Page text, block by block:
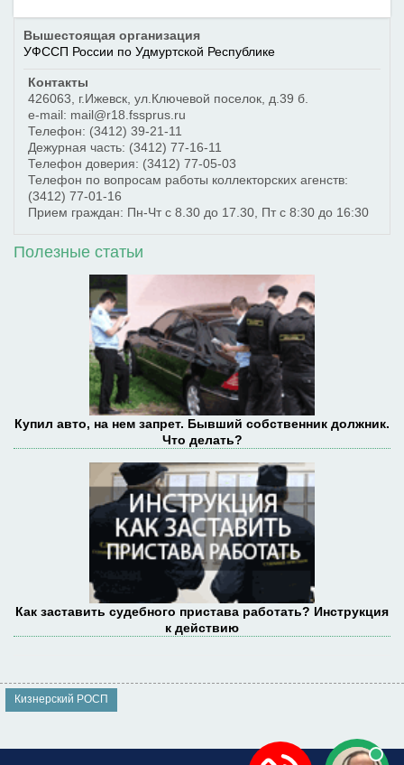
Вышестоящая организация
УФССП России по Удмуртской Республике
Контакты
426063
г.Ижевск ул.Ключевой поселок, д.39 б.
e-mail: mail@r18.fssprus.ru
Телефон: (3412) 39-21-11
Дежурная часть: (3412) 77-16-11
Телефон доверия: (3412) 77-05-03
Телефон по вопросам работы коллекторских агенств:
(3412) 77-01-16
Прием граждан: Пн-Чт с 8.30 до 17.30, Пт с 8:30 до 16:30
Полезные статьи
Купил авто, на нем запрет. Бывший собственник должник.
Что делать?
Как заставить судебного пристава работать? Инструкция
к действию
Кизнерский РОСП